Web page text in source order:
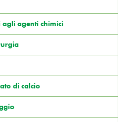
agli agenti chimici
di calcio